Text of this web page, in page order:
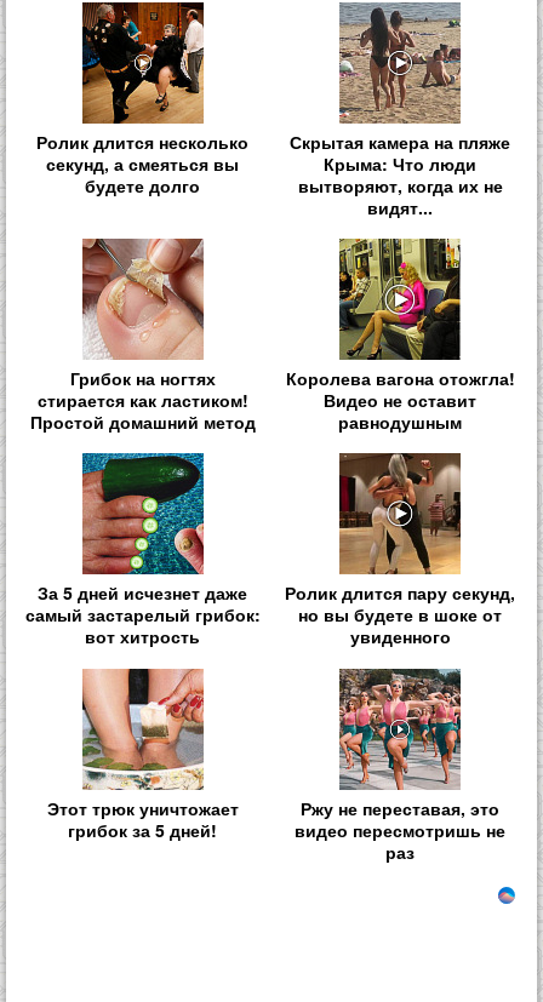
Ролик длится несколько
секунд, а смеяться вы
будете долго
Скрытая камера на пляже
Крыма: Что люди
вытворяют, когда их не
видят...
Грибок на ногтях
стирается как ластиком!
Простой домашний метод
Королева вагона отожгла!
Видео не оставит
равнодушным
За 5 дней исчезнет даже
самый застарелый грибок:
вот хитрость
Ролик длится пару секунд,
но вы будете в шоке от
увиденного
Этот трюк уничтожает
грибок за 5 дней!
Ржу не переставая, это
видео пересмотришь не
раз